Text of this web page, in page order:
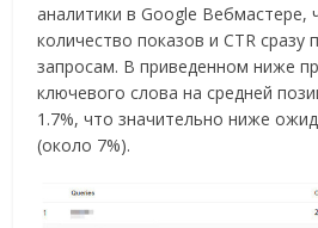
аналитики в Google Вебмастере,
количество показов и CTR сразу
запросам. В приведенном ниже
ключевого слова на средней
1.7%, что значительно ниже
(около 7%).